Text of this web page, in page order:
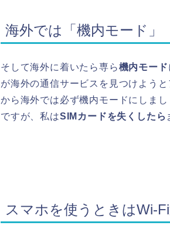
海外では「機内モード」
そして海外に着いたら専ら機内モード
が海外の通信サービスを見つけよう
から海外では必ず機内モードにしま
ですが、私はSIMカードを失くしたら
スマホを使うときはWi-Fi